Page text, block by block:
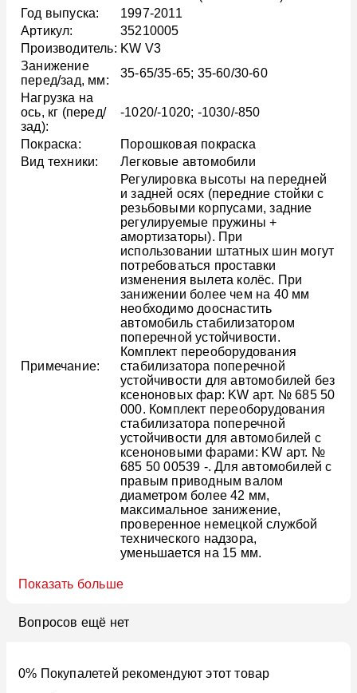
Год выпуска:
1997-2011
Артикул:
35210005
Производитель: KW V3
Занижение
перед/зад, мм:
35-65/35-65; 35-60/30-60
Нагрузка на
ось, кг (перед/
зад):
-1020/-1020; -1030/-850
Покраска:
Порошковая покраска
Вид техники:
Легковые автомобили
Примечание:
Регулировка высоты на передней
и задней осях (передние стойки с
резьбовыми корпусами, задние
регулируемые пружины +
амортизаторы). При
использовании штатных шин могут
потребоваться проставки
изменения вылета колёс. При
занижении более чем на 40 мм
необходимо дооснастить
автомобиль стабилизатором
поперечной устойчивости.
Комплект переоборудования
стабилизатора поперечной
устойчивости для автомобилей без
ксеноновых фар: KW арт. № 685 50
000. Комплект переоборудования
стабилизатора поперечной
устойчивости для автомобилей с
ксеноновыми фарами: KW арт. №
685 50 00539 -. Для автомобилей с
правым приводным валом
диаметром более 42 мм,
максимальное занижение,
проверенное немецкой службой
технического надзора,
уменьшается на 15 мм.
Показать больше
Вопросов ещё нет
0% Покупалетей рекомендуют этот товар